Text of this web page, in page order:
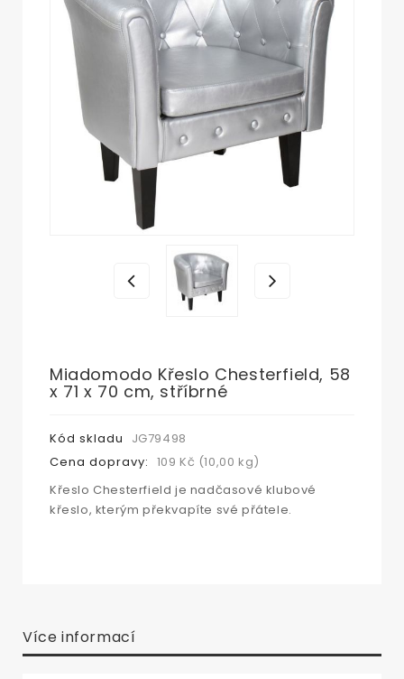
Miadomodo Křeslo Chesterfield, 58
x 71 x 70 cm, stříbrné
Kód skladu
JG79498
Cena dopravy: 109 Kč (10,00 kg)
Křeslo Chesterfield je nadčasové klubové
křeslo, kterým překvapíte své přátele.
Více informací